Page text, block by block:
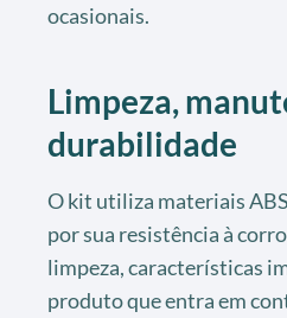
ocasionais.
Limpeza,
durabilidade
O kit utiliza materiais
por sua resistência à
limpeza, características
produto que entra em